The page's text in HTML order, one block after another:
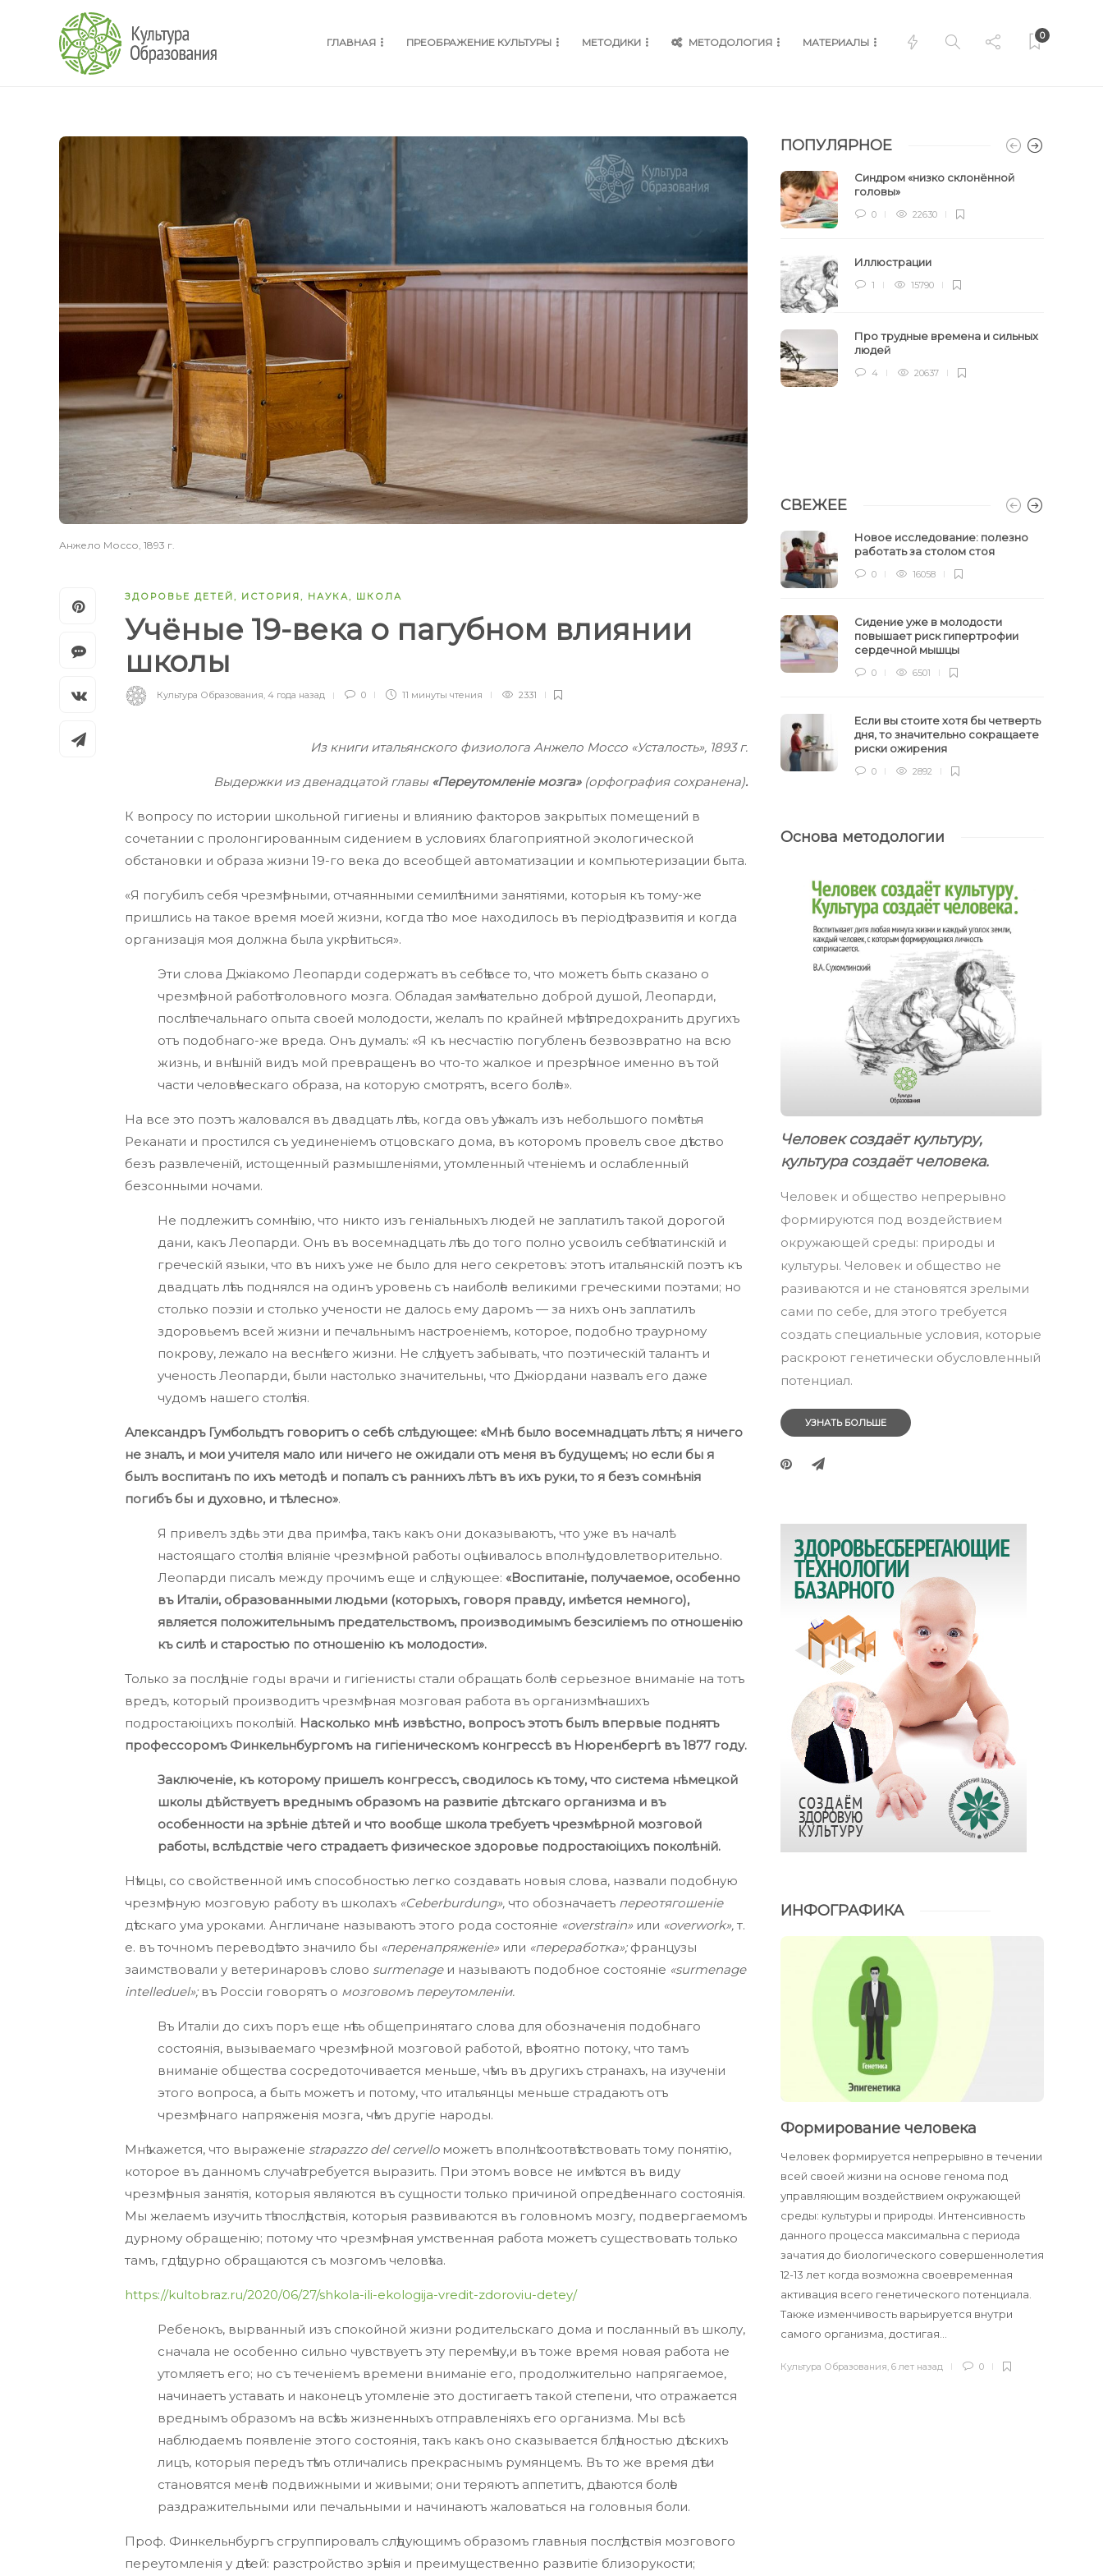
ГЛАВНАЯ ПРЕОБРАЖЕНИЕ КУЛЬТУРЫ МЕТОДИКИ МЕТОДОЛОГИЯ МАТЕРИАЛЫ
0
Анжело Моссо, 1893 г.
ЗДОРОВЬЕ ДЕТЕЙ, ИСТОРИЯ, НАУКА, ШКОЛА
Учёные 19-века о пагубном влиянии
школы
Культура Образования, 4 года назад 0 11 минуты чтения 2331
Из книги итальянского физиолога Анжело Моссо «Усталость», 1893 г.
Выдержки из двенадцатой главы «Переутомленіе мозга» (орфография сохранена).
К вопросу по истории школьной гигиены и влиянию факторов закрытых помещений в
сочетании с пролонгированным сидением в условиях благоприятной экологической
обстановки и образа жизни 19-го века до всеобщей автоматизации и компьютеризации быта.
«Я погубилъ себя чрезмѣрными, отчаянными семилѣтними занятіями, которыя къ тому-же
пришлись на такое время моей жизни, когда тѣло мое находилось въ періодѣ развитія и когда
организація моя должна была укрѣпиться».
Эти слова Джіакомо Леопарди содержатъ въ себѣ все то, что можетъ быть сказано о
чрезмѣрной работѣ головного мозга. Обладая замѣчательно доброй душой, Леопарди,
послѣ печальнаго опыта своей молодости, желалъ по крайней мѣрѣ предохранить другихъ
отъ подобнаго-же вреда. Онъ думалъ: «Я къ несчастію погубленъ безвозвратно на всю
жизнь, и внѣшній видъ мой превращенъ во что-то жалкое и презрѣнное именно въ той
части человѣческаго образа, на которую смотрятъ, всего болѣе».
На все это поэтъ жаловался въ двадцать лѣтъ, когда овъ уѣзжалъ изъ небольшого помѣстья
Реканати и простился съ уединеніемъ отцовскаго дома, въ которомъ провелъ свое дѣтство
безъ развлеченій, истощенный размышленіями, утомленный чтеніемъ и ослабленный
безсонными ночами.
Не подлежитъ сомнѣнію, что никто изъ геніальныхъ людей не заплатилъ такой дорогой
дани, какъ Леопарди. Онъ въ восемнадцать лѣтъ до того полно усвоилъ себѣ латинскій и
греческій языки, что въ нихъ уже не было для него секретовъ: этотъ итальянскій поэтъ къ
двадцать лѣтъ поднялся на одинъ уровень съ наиболѣе великими греческими поэтами; но
столько поэзіи и столько учености не далось ему даромъ — за нихъ онъ заплатилъ
здоровьемъ всей жизни и печальнымъ настроеніемъ, которое, подобно траурному
покрову, лежало на веснѣ его жизни. Не слѣдуетъ забывать, что поэтическій талантъ и
ученость Леопарди, были настолько значительны, что Джіордани назвалъ его даже
чудомъ нашего столѣтія.
Александръ Гумбольдтъ говоритъ о себѣ слѣдующее: «Мнѣ было восемнадцать лѣтъ; я ничего
не зналъ, и мои учителя мало или ничего не ожидали отъ меня въ будущемъ; но если бы я
былъ воспитанъ по ихъ методѣ и попалъ съ раннихъ лѣтъ въ ихъ руки, то я безъ сомнѣнія
погибъ бы и духовно, и тѣлесно».
Я привелъ здѣсь эти два примѣра, такъ какъ они доказываютъ, что уже въ началѣ
настоящаго столѣтія вліяніе чрезмѣрной работы оцѣнивалось вполнѣ удовлетворительно.
Леопарди писалъ между прочимъ еще и слѣдующее: «Воспитаніе, получаемое, особенно
въ Италіи, образованными людьми (которыхъ, говоря правду, имѣется немного),
является положительнымъ предательствомъ, производимымъ безсиліемъ по отношенію
къ силѣ и старостью по отношенію къ молодости».
Только за послѣдніе годы врачи и гигіенисты стали обращать болѣе серьезное вниманіе на тотъ
вредъ, который производитъ чрезмѣрная мозговая работа въ организмѣ нашихъ
подростаюіцихъ поколѣній. Насколько мнѣ извѣстно, вопросъ этотъ былъ впервые поднятъ
профессоромъ Финкельнбургомъ на гигіеническомъ конгрессѣ въ Нюренбергѣ въ 1877 году.
Заключеніе, къ которому пришелъ конгрессъ, сводилось къ тому, что система нѣмецкой
школы дѣйствуетъ вреднымъ образомъ на развитіе дѣтскаго организма и въ
особенности на зрѣніе дѣтей и что вообще школа требуетъ чрезмѣрной мозговой
работы, вслѣдствіе чего страдаетъ физическое здоровье подростаюіцихъ поколѣній.
Нѣмцы, со свойственной имъ способностью легко создавать новыя слова, назвали подобную
чрезмѣрную мозговую работу въ школахъ «Ceberburdung», что обозначаетъ переотягошеніе
дѣтскаго ума уроками. Англичане называютъ этого рода состояніе «overstrain» или «overwork», т.
е. въ точномъ переводѣ это значило бы «перенапряженіе» или «переработка»; французы
заимствовали у ветеринаровъ слово surmenage и называютъ подобное состояніе «surmenage
intelleduel»; въ Россіи говорятъ о мозговомъ переутомленіи.
Въ Италіи до сихъ поръ еще нѣтъ общепринятаго слова для обозначенія подобнаго
состоянія, вызываемаго чрезмѣрной мозговой работой, вѣроятно потоку, что тамъ
вниманіе общества сосредоточивается меньше, чѣмъ въ другихъ странахъ, на изученіи
этого вопроса, а быть можетъ и потому, что итальянцы меньше страдаютъ отъ
чрезмѣрнаго напряженія мозга, чѣмъ другіе народы.
Мнѣ кажется, что выраженіе strapazzo del cervello можетъ вполнѣ соотвѣтствовать тому понятію,
которое въ данномъ случаѣ требуется выразить. При этомъ вовсе не имѣются въ виду
чрезмѣрныя занятія, которыя являются въ сущности только причиной опредѣленнаго состоянія.
Мы желаемъ изучить тѣ послѣдствія, которыя развиваются въ головномъ мозгу, подвергаемомъ
дурному обращенію; потому что чрезмѣрная умственная работа можетъ существовать только
тамъ, гдѣ дурно обращаются съ мозгомъ человѣка.
https://kultobraz.ru/2020/06/27/shkola-ili-ekologija-vredit-zdoroviu-detey/
Ребенокъ, вырванный изъ спокойной жизни родительскаго дома и посланный въ школу,
сначала не особенно сильно чувствуетъ эту перемѣну,и въ тоже время новая работа не
утомляетъ его; но съ теченіемъ времени вниманіе его, продолжительно напрягаемое,
начинаетъ уставать и наконецъ утомленіе это достигаетъ такой степени, что отражается
вреднымъ образомъ на всѣхъ жизненныхъ отправленіяхъ его организма. Мы всѣ
наблюдаемъ появленіе этого состоянія, такъ какъ оно сказывается блѣдностью дѣтскихъ
лицъ, которыя передъ тѣмъ отличались прекраснымъ румянцемъ. Въ то же время дѣти
становятся менѣе подвижными и живыми; они теряютъ аппетитъ, дѣлаются болѣе
раздражительными или печальными и начинаютъ жаловаться на головныя боли.
Проф. Финкельнбургъ сгруппировалъ слѣдующимъ образомъ главныя послѣдствія мозгового
переутомленія у дѣтей: разстройство зрѣнія и преимущественно развитіе близорукости;
ПОПУЛЯРНОЕ
Синдром «низко склонённой
головы»
0 22630
Иллюстрации
1 15790
Про трудные времена и сильных
людей
4 20637
СВЕЖЕЕ
Новое исследование: полезно
работать за столом стоя
0 16058
Сидение уже в молодости
повышает риск гипертрофии
сердечной мышцы
0 6501
Если вы стоите хотя бы четверть
дня, то значительно сокращаете
риски ожирения
0 2892
Основа методологии
Человек создаёт культуру,
культура создаёт человека.
Человек и общество непрерывно
формируются под воздействием
окружающей среды: природы и
культуры. Человек и общество не
разиваются и не становятся зрелыми
сами по себе, для этого требуется
создать специальные условия, которые
раскроют генетически обусловленный
потенциал.
УЗНАТЬ БОЛЬШЕ
ИНФОГРАФИКА
Формирование человека
Человек формируется непрерывно в течении
всей своей жизни на основе генома под
управляющим воздействием окружающей
среды: культуры и природы. Интенсивность
данного процесса максимальна с периода
зачатия до биологического совершеннолетия
12-13 лет когда возможна своевременная
активация всего генетического потенциала.
Также изменчивость варьируется внутри
самого организма, достигая…
Культура Образования,6 лет назад 0